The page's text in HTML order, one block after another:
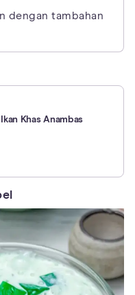
dengan tambahan
Khas Anambas